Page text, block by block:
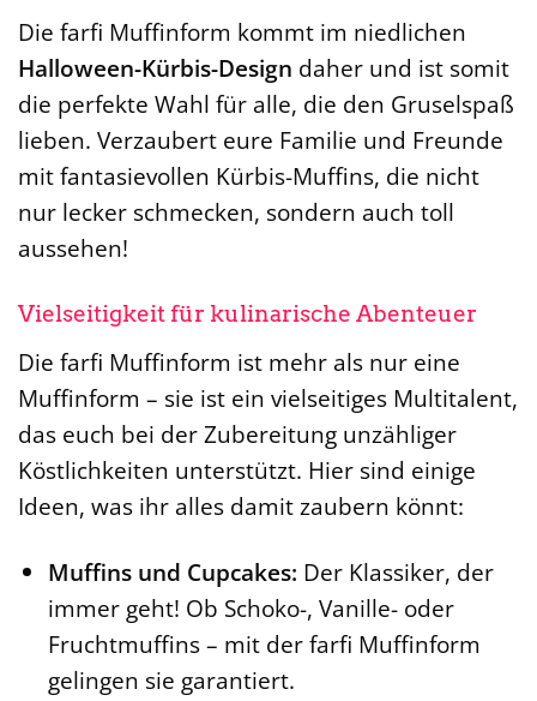
Die farfi Muffinform kommt im niedlichen
Halloween-Kürbis-Design daher und ist somit
die perfekte Wahl für alle, die den Gruselspaß
lieben. Verzaubert eure Familie und Freunde
mit fantasievollen Kürbis-Muffins, die nicht
nur lecker schmecken, sondern auch toll
aussehen!
Vielseitigkeit für kulinarische Abenteuer
Die farfi Muffinform ist mehr als nur eine
Muffinform – sie ist ein vielseitiges Multitalent,
das euch bei der Zubereitung unzähliger
Köstlichkeiten unterstützt. Hier sind einige
Ideen, was ihr alles damit zaubern könnt:
Muffins und Cupcakes: Der Klassiker, der
immer geht! Ob Schoko-, Vanille- oder
Fruchtmuffins – mit der farfi Muffinform
gelingen sie garantiert.